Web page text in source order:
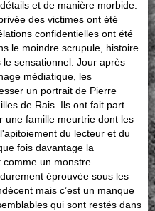
et de manière morbide.
des victimes ont été
confidentielles ont été
le moindre scrupule, histoire
sensationnel. Jour après
médiatique, les
un portrait de Pierre
de Rais. Ils ont fait part
une famille meurtrie dont les
du lecteur et du
fois davantage la
comme un monstre
éprouvée sous les
mais c’est un manque
qui sont restés dans